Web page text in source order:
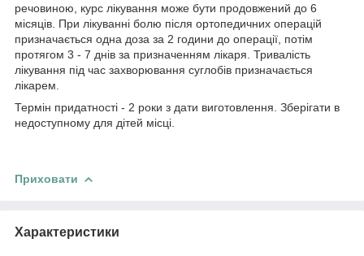
речовиною, курс лікування може бути продовжений до 6
місяців. При лікуванні болю після ортопедичних операцій
призначається одна доза за 2 години до операції, потім
протягом 3 - 7 днів за призначенням лікаря. Тривалість
лікування під час захворювання суглобів призначається
лікарем.
Термін придатності - 2 роки з дати виготовлення. Зберігати в
недоступному для дітей місці.
Приховати
Характеристики